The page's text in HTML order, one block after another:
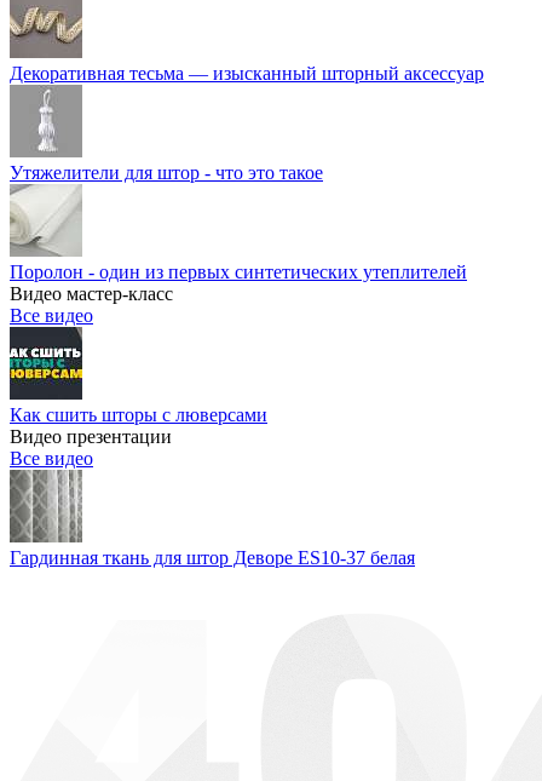
Декоративная тесьма — изысканный шторный аксессуар
Утяжелители для штор - что это такое
Поролон - один из первых синтетических утеплителей
Видео мастер-класс
Все видео
Как сшить шторы с люверсами
Видео презентации
Все видео
Гардинная ткань для штор Деворе ES10-37 белая